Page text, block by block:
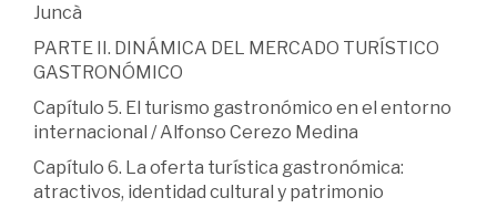
Juncà
PARTE II. DINÁMICA DEL MERCADO TURÍSTICO
GASTRONÓMICO
Capítulo 5. El turismo gastronómico en el entorno
internacional / Alfonso Cerezo Medina
Capítulo 6. La oferta turística gastronómica:
atractivos, identidad cultural y patrimonio